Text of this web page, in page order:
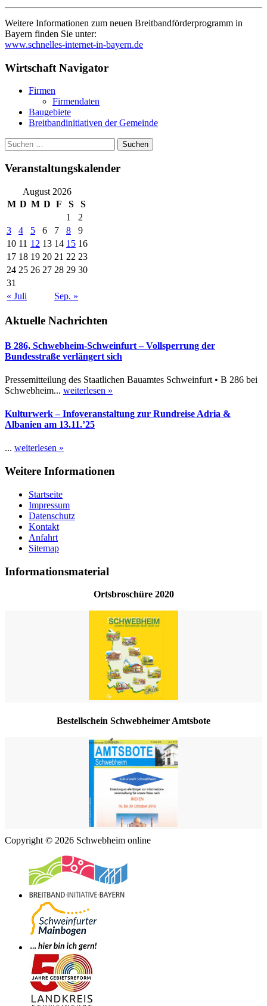
Weitere Informationen zum neuen Breitbandförderprogramm in
Bayern finden Sie unter:
www.schnelles-internet-in-bayern.de
Wirtschaft Navigator
Firmen
Firmendaten
Baugebiete
Breitbandinitiativen der Gemeinde
Suchen
nach:
Veranstaltungskalender
August 2026
M D M D F S
S
1
2
3
4 5 6 7 8
9
10 11 12 13 14 15 16
17 18 19 20 21 22 23
24 25 26 27 28 29 30
31
« Juli
Sep. »
Aktuelle Nachrichten
B 286, Schwebheim-Schweinfurt – Vollsperrung der
Bundesstraße verlängert sich
Pressemitteilung des Staatlichen Bauamtes Schweinfurt • B 286 bei
Schwebheim... weiterlesen »
Kulturwerk – Infoveranstaltung zur Rundreise Adria &
Albanien am 13.11.’25
... weiterlesen »
Weitere Informationen
Startseite
Impressum
Datenschutz
Kontakt
Anfahrt
Sitemap
Informationsmaterial
Ortsbroschüre 2020
Bestellschein Schwebheimer Amtsbote
Copyright © 2026 Schwebheim online